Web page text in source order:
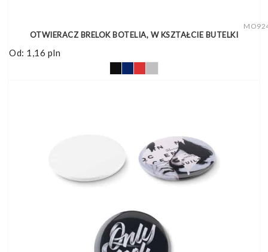
OTWIERACZ BRELOK BOTELIA, W KSZTAŁCIE BUTELKI
Od: 1,16 pln